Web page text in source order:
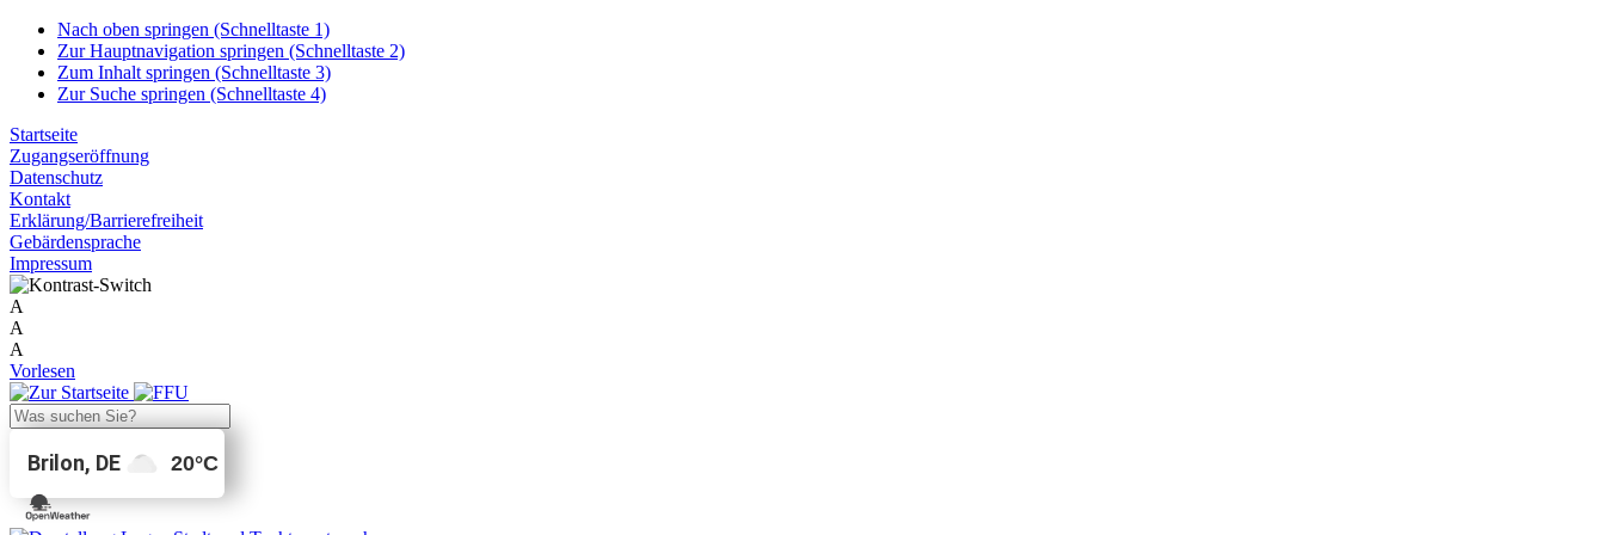
Nach oben springen (Schnelltaste 1)
Zur Hauptnavigation springen (Schnelltaste 2)
Zum Inhalt springen (Schnelltaste 3)
Zur Suche springen (Schnelltaste 4)
Startseite
Zugangseröffnung
Datenschutz
Kontakt
Erklärung/Barrierefreiheit
Gebärdensprache
Impressum
A
A
A
Vorlesen
Brilon, DE 20°C